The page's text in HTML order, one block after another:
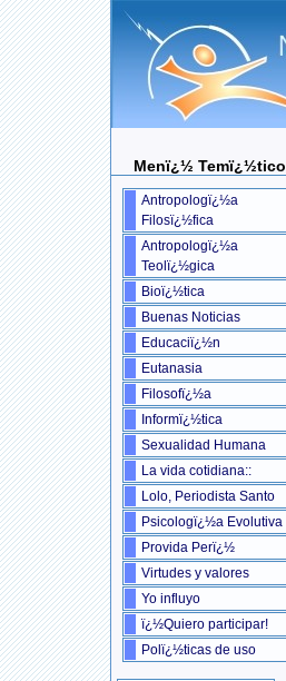
Menï¿½ Temï¿½tico
Antropologï¿½a
Filosï¿½fica
Antropologï¿½a
Teolï¿½gica
Bioï¿½tica
Buenas Noticias
Educaciï¿½n
Eutanasia
Filosofï¿½a
Informï¿½tica
Sexualidad Humana
La vida cotidiana::
Lolo, Periodista Santo
Psicologï¿½a Evolutiva
Provida Perï¿½
Virtudes y valores
Yo influyo
ï¿½Quiero participar!
Polï¿½ticas de uso